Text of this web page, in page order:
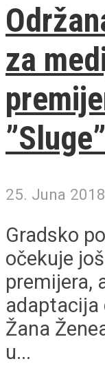
za
”Sluge”
25. Juna
Gradsko
očekuje
premijera,
adaptacija
Žana
u...